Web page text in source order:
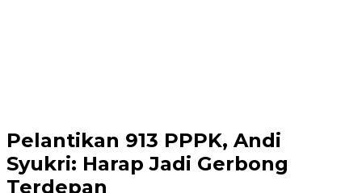
Pelantikan 913 PPPK, Andi
Syukri: Harap Jadi Gerbong
Terdepan